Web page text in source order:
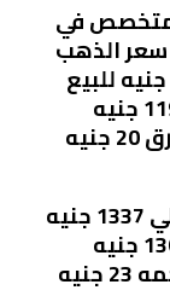
في
الذهب
عيار 21 والاكثر انتشارا حوالي 1170 جنيه للبيع
و1190 جنيه للشراء مقارنة بنحو 1190 جنيه
ووصل سعر عيار 24 الاعلي فئه حوالي 1337 جنيه
للبيع و1360 جنيه للشراء مقابل 1360 جنيه